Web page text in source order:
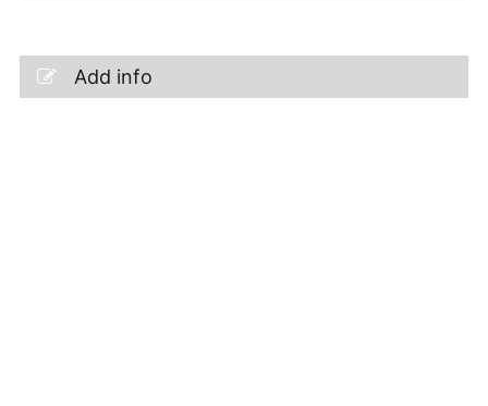
Add info